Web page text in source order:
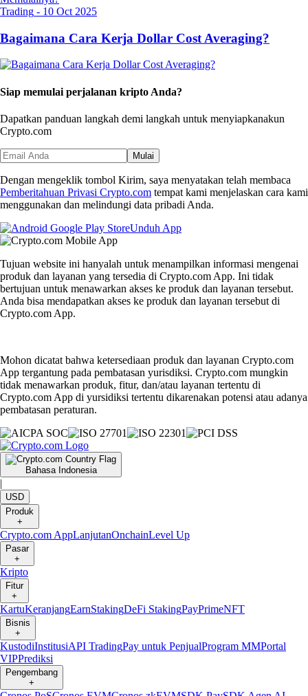
Trading - 10 Oct 2025
Bagaimana Cara Kerja Dollar Cost Averaging?
Siap memulai perjalanan kripto Anda?
Dapatkan panduan langkah demi langkah untuk menyiapkanakun
Crypto.com
Mulai
Dengan mengeklik tombol Kirim, saya menyatakan telah membaca
Pemberitahuan Privasi Crypto.com tempat kami menjelaskan cara kami
menggunakan dan melindungi data pribadi Anda.
Unduh App
Tujuan website ini hanyalah untuk menampilkan informasi mengenai
produk dan layanan yang tersedia di Crypto.com App. Ini tidak
bertujuan untuk menawarkan akses ke produk dan layanan tersebut.
Anda bisa mendapatkan akses ke produk dan layanan tersebut di
Crypto.com App.
Mohon dicatat bahwa ketersediaan produk dan layanan Crypto.com
App tergantung pada pembatasan yurisdiksi. Crypto.com mungkin
tidak menawarkan produk, fitur, dan/atau layanan tertentu di
Crypto.com App di yursidiksi tertentu dikarenakan potensi atau adanya
pembatasan peraturan.
Bahasa Indonesia
|
USD
Produk
+
Crypto.com AppLanjutanOnchainLevel Up
Pasar
+
Kripto
Fitur
+
KartuKeranjangEarnStakingDeFi StakingPayPrimeNFT
Bisnis
+
KustodiInstitusiAPI TradingPay untuk PenjualProgram MMPortal
VIPPrediksi
Pengembang
+